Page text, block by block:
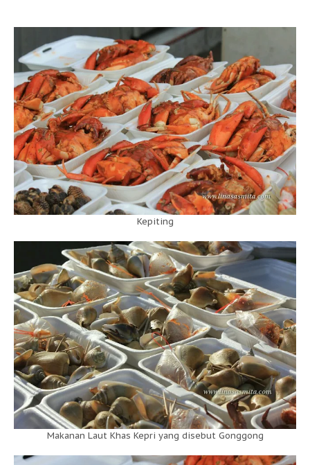
Kepiting
Makanan Laut Khas Kepri yang disebut Gonggong